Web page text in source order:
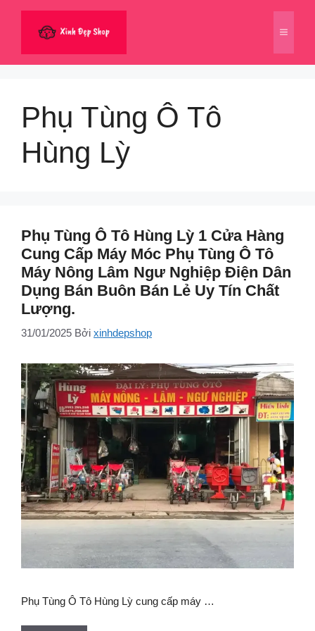
dung
Menu
Phụ Tùng Ô Tô
Hùng Lỳ
Phụ Tùng Ô Tô Hùng Lỳ 1 Cửa Hàng
Cung Cấp Máy Móc Phụ Tùng Ô Tô
Máy Nông Lâm Ngư Nghiệp Điện Dân
Dụng Bán Buôn Bán Lẻ Uy Tín Chất
Lượng.
31/01/2025 Bởi xinhdepshop
Phụ Tùng Ô Tô Hùng Lỳ cung cấp máy …